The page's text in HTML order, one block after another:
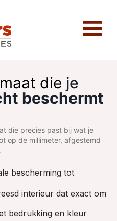
die je
beschermt
die precies past bij wat je
op de millimeter, afgestemd
bescherming tot
interieur dat exact om
bedrukking en kleur